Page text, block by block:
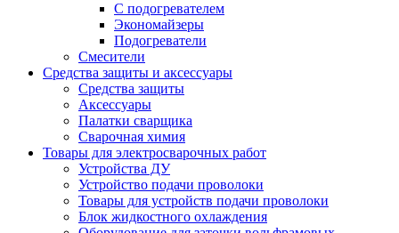
С подогревателем
Экономайзеры
Подогреватели
Смесители
Средства защиты и аксессуары
Средства защиты
Аксессуары
Палатки сварщика
Сварочная химия
Товары для электросварочных работ
Устройства ДУ
Устройство подачи проволоки
Товары для устройств подачи проволоки
Блок жидкостного охлаждения